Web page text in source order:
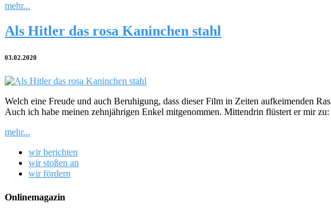
mehr...
Als Hitler das rosa Kaninchen stahl
03.02.2020
Welch eine Freude und auch Beruhigung, dass dieser Film in Zeiten aufkeimenden
Auch ich habe meinen zehnjährigen Enkel mitgenommen. Mittendrin flüstert er mir
mehr...
wir berichten
wir stoßen an
wir fördern
Onlinemagazin